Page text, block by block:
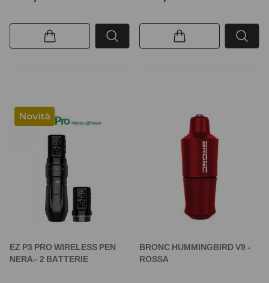
Novità
EZ P3 PRO WIRELESS PEN
NERA– 2 BATTERIE
BRONC HUMMINGBIRD V9 -
ROSSA